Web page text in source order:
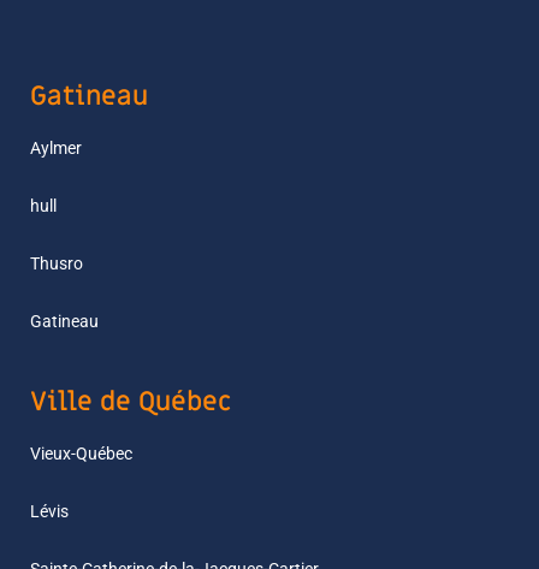
Gatineau
Aylmer
hull
Thusro
Gatineau
Ville de Québec
Vieux-Québec
Lévis